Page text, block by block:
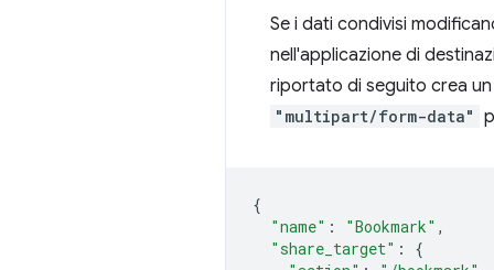
Se i dati condivisi
nell'applicazione di
riportato di seguito crea
"multipart/form-data"
{
"name" : "Bookmark" ,
"share_target" :
{